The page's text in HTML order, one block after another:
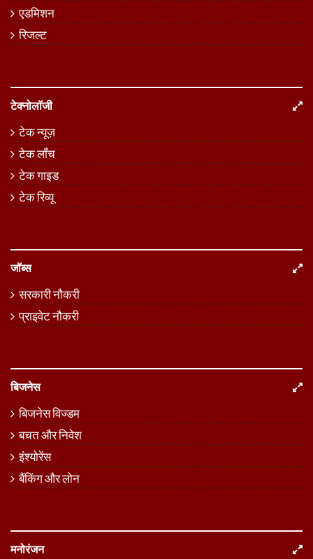
एडमिशन
रिजल्ट
टेक्नोलॉजी
टेक न्यूज़
टेक लॉंच
टेक गाइड
टेक रिव्यू
जॉब्स
सरकारी नौकरी
प्राइवेट नौकरी
बिजनेस
बिजनेस विज्डम
बचत और निवेश
इंश्योरेंस
बैंकिंग और लोन
मनोरंजन